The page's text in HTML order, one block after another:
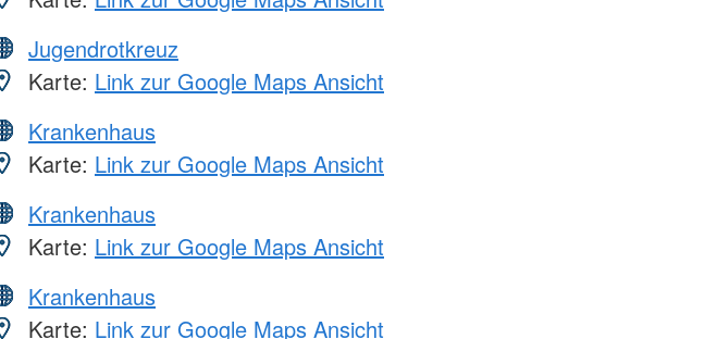
Jugendrotkreuz
Karte: Link zur Google Maps Ansicht
Krankenhaus
Karte: Link zur Google Maps Ansicht
Krankenhaus
Karte: Link zur Google Maps Ansicht
Krankenhaus
Karte: Link zur Google Maps Ansicht